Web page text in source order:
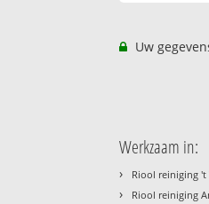
Uw
Werkzaam in:
› Riool reiniging 't
› Riool reiniging